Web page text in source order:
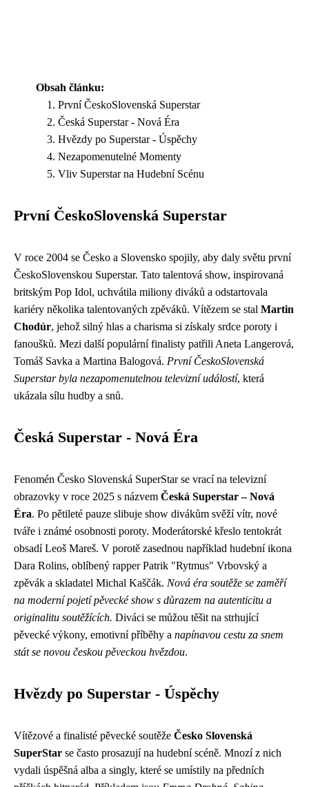
Obsah článku:
První ČeskoSlovenská Superstar
Česká Superstar - Nová Éra
Hvězdy po Superstar - Úspěchy
Nezapomenutelné Momenty
Vliv Superstar na Hudební Scénu
První ČeskoSlovenská Superstar
V roce 2004 se Česko a Slovensko spojily, aby daly světu první
ČeskoSlovenskou Superstar. Tato talentová show, inspirovaná
britským Pop Idol, uchvátila miliony diváků a odstartovala
kariéry několika talentovaných zpěváků. Vítězem se stal Martin
Chodúr, jehož silný hlas a charisma si získaly srdce poroty i
fanoušků. Mezi další populární finalisty patřili Aneta Langerová,
Tomáš Savka a Martina Balogová. První ČeskoSlovenská
Superstar byla nezapomenutelnou televizní událostí, která
ukázala sílu hudby a snů.
Česká Superstar - Nová Éra
Fenomén Česko Slovenská SuperStar se vrací na televizní
obrazovky v roce 2025 s názvem Česká Superstar – Nová
Éra. Po pětileté pauze slibuje show divákům svěží vítr, nové
tváře i známé osobnosti poroty. Moderátorské křeslo tentokrát
obsadí Leoš Mareš. V porotě zasednou například hudební ikona
Dara Rolins, oblíbený rapper Patrik "Rytmus" Vrbovský a
zpěvák a skladatel Michal Kaščák. Nová éra soutěže se zaměří
na moderní pojetí pěvecké show s důrazem na autenticitu a
originalitu soutěžících. Diváci se můžou těšit na strhující
pěvecké výkony, emotivní příběhy a napínavou cestu za snem
stát se novou českou pěveckou hvězdou.
Hvězdy po Superstar - Úspěchy
Vítězové a finalisté pěvecké soutěže Česko Slovenská
SuperStar se často prosazují na hudební scéně. Mnozí z nich
vydali úspěšná alba a singly, které se umístily na předních